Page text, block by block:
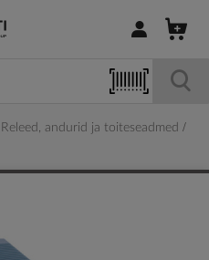
Logi sisse /
Releed, andurid ja toiteseadmed